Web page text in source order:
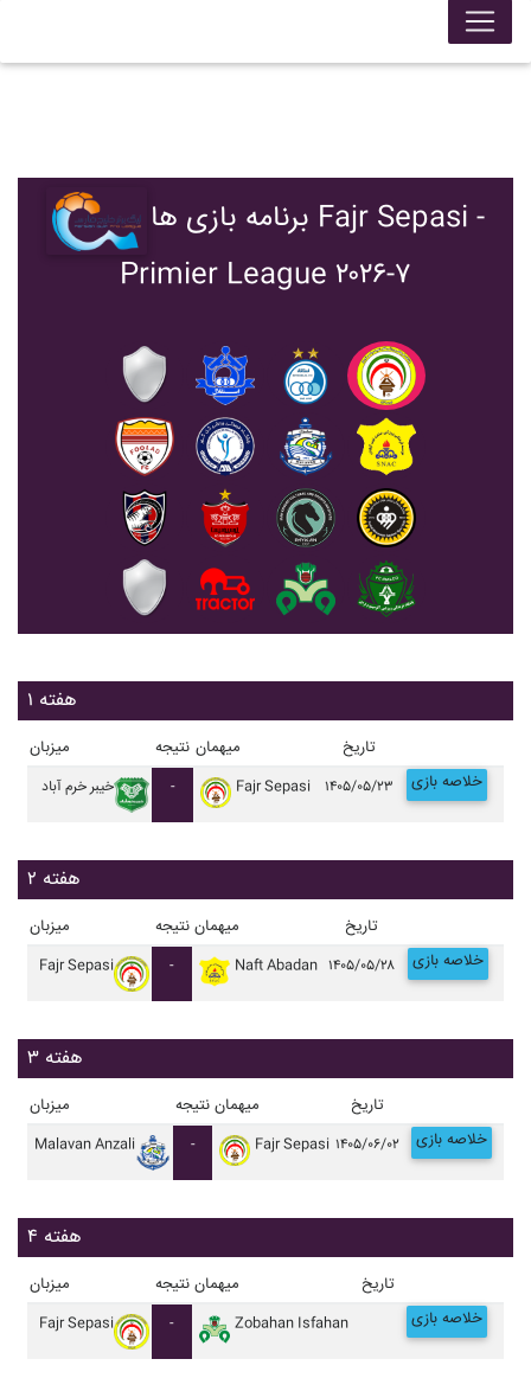
برنامه بازی ها Fajr Sepasi -
Primier League ۲۰۲۶-۷
هفته ۱
میزبان نتیجه میهمان تاریخ
خيبر خرم آباد - Fajr Sepasi ۱۴۰۵/۰۵/۲۳ خلاصه بازی
هفته ۲
میزبان نتیجه میهمان تاریخ
Fajr Sepasi - Naft Abadan ۱۴۰۵/۰۵/۲۸ خلاصه بازی
هفته ۳
میزبان نتیجه میهمان تاریخ
Malavan Anzali - Fajr Sepasi ۱۴۰۵/۰۶/۰۲ خلاصه بازی
هفته ۴
میزبان نتیجه میهمان تاریخ
Fajr Sepasi - Zobahan Isfahan خلاصه بازی